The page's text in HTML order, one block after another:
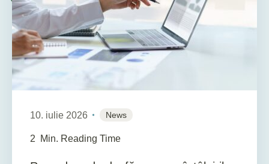
10. iulie 2026 News
2 Min. Reading Time